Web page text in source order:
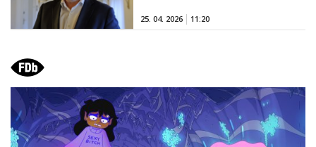
25. 04. 2026 11:20